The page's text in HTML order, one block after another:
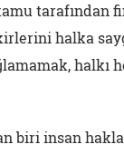
tarafından
halka
halkı
biri insan